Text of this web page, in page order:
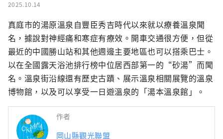
2025.10.14
真庭市的湯原溫泉自豐臣秀吉時代以來就以療養溫泉聞
名，據說對神經痛和寒症有療效。開車交通很方便，但從
最近的中國勝山站和其他週邊主要地區也可以搭乘巴士。
以在全國露天浴池排行榜中位居西部第一的“砂湯”而聞
名。溫泉街沿線還有歷史古蹟、展示溫泉相關展覽的溫泉
博物館，以及可以享受一日遊溫泉的「湯本溫泉館」。
作者
岡山縣觀光聯盟